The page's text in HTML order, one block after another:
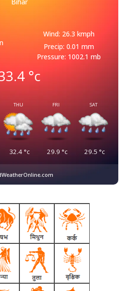
Wind: 26.3 kmph
Precip: 0.01 mm
Pressure: 1002.1 mb
°c
THU
32.4°c
FRI
29.9 °c
SAT
29.5 °c